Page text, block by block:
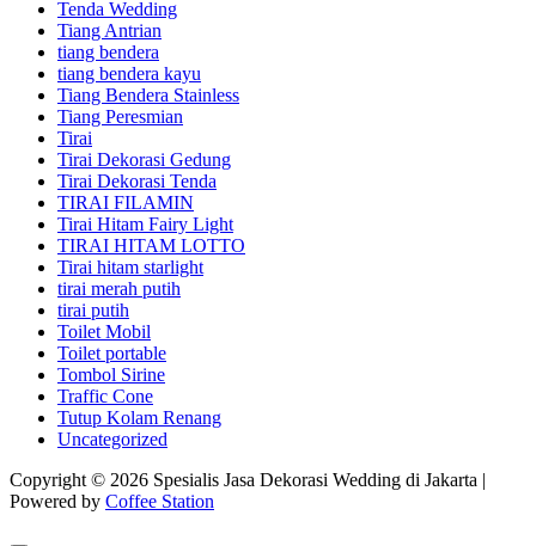
Tenda Wedding
Tiang Antrian
tiang bendera
tiang bendera kayu
Tiang Bendera Stainless
Tiang Peresmian
Tirai
Tirai Dekorasi Gedung
Tirai Dekorasi Tenda
TIRAI FILAMIN
Tirai Hitam Fairy Light
TIRAI HITAM LOTTO
Tirai hitam starlight
tirai merah putih
tirai putih
Toilet Mobil
Toilet portable
Tombol Sirine
Traffic Cone
Tutup Kolam Renang
Uncategorized
Copyright © 2026 Spesialis Jasa Dekorasi Wedding di Jakarta |
Powered by Coffee Station